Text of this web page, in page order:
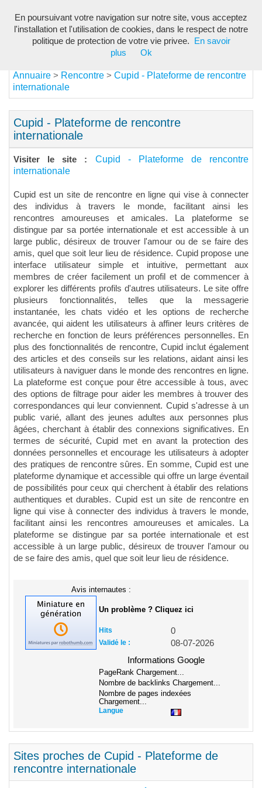
Annuaire > Rencontre > Cupid - Plateforme de rencontre
internationale
Cupid - Plateforme de rencontre
internationale
Visiter le site : Cupid - Plateforme de rencontre
internationale
Cupid est un site de rencontre en ligne qui vise à connecter
des individus à travers le monde, facilitant ainsi les
rencontres amoureuses et amicales. La plateforme se
distingue par sa portée internationale et est accessible à un
large public, désireux de trouver l'amour ou de se faire des
amis, quel que soit leur lieu de résidence. Cupid propose une
interface utilisateur simple et intuitive, permettant aux
membres de créer facilement un profil et de commencer à
explorer les différents profils d'autres utilisateurs. Le site offre
plusieurs fonctionnalités, telles que la messagerie
instantanée, les chats vidéo et les options de recherche
avancée, qui aident les utilisateurs à affiner leurs critères de
recherche en fonction de leurs préférences personnelles. En
plus des fonctionnalités de rencontre, Cupid inclut également
des articles et des conseils sur les relations, aidant ainsi les
utilisateurs à naviguer dans le monde des rencontres en ligne.
La plateforme est conçue pour être accessible à tous, avec
des options de filtrage pour aider les membres à trouver des
correspondances qui leur conviennent. Cupid s'adresse à un
public varié, allant des jeunes adultes aux personnes plus
âgées, cherchant à établir des connexions significatives. En
termes de sécurité, Cupid met en avant la protection des
données personnelles et encourage les utilisateurs à adopter
des pratiques de rencontre sûres. En somme, Cupid est une
plateforme dynamique et accessible qui offre un large éventail
de possibilités pour ceux qui cherchent à établir des relations
authentiques et durables. Cupid est un site de rencontre en
ligne qui vise à connecter des individus à travers le monde,
facilitant ainsi les rencontres amoureuses et amicales. La
plateforme se distingue par sa portée internationale et est
accessible à un large public, désireux de trouver l'amour ou
de se faire des amis, quel que soit leur lieu de résidence.
Avis internautes :
Un problème ? Cliquez ici
Hits 0
Validé le :
08-07-2026
Informations Google
PageRank Chargement...
Nombre de backlinks Chargement...
Nombre de pages indexées
Chargement...
Langue
Sites proches de Cupid - Plateforme de
rencontre internationale
En poursuivant votre navigation sur notre site, vous acceptez
l'installation et l'utilisation de cookies, dans le respect de notre
politique de protection de votre vie privee.
En savoir
plus
Ok